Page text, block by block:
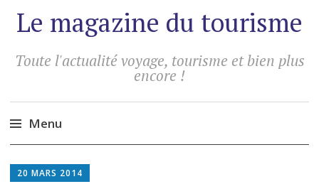
Le magazine du tourisme
Toute l'actualité voyage, tourisme et bien plus
encore !
Menu
au
20 MARS 2014